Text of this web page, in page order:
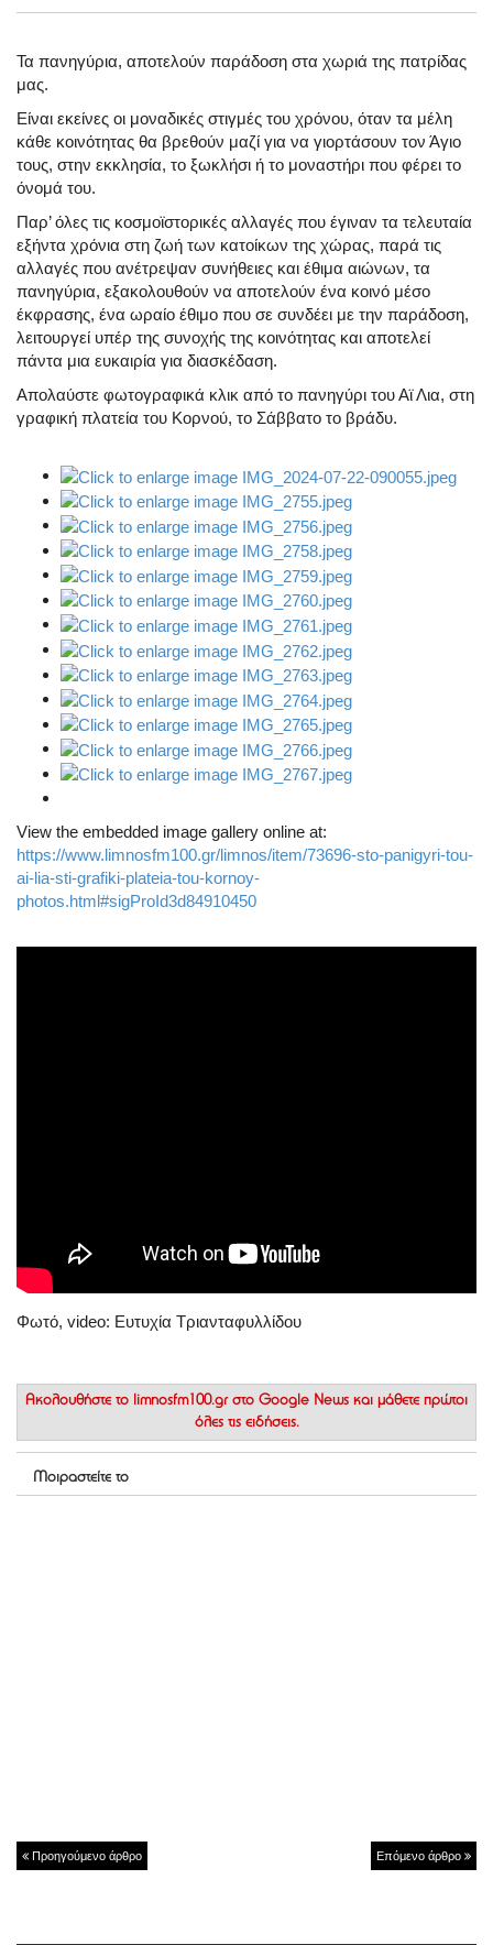
Τα πανηγύρια, αποτελούν παράδοση στα χωριά της πατρίδας
μας.
Είναι εκείνες οι μοναδικές στιγμές του χρόνου, όταν τα μέλη
κάθε κοινότητας θα βρεθούν μαζί για να γιορτάσουν τον Άγιο
τους, στην εκκλησία, το ξωκλήσι ή το μοναστήρι που φέρει το
όνομά του.
Παρ’ όλες τις κοσμοϊστορικές αλλαγές που έγιναν τα τελευταία
εξήντα χρόνια στη ζωή των κατοίκων της χώρας, παρά τις
αλλαγές που ανέτρεψαν συνήθειες και έθιμα αιώνων, τα
πανηγύρια, εξακολουθούν να αποτελούν ένα κοινό μέσο
έκφρασης, ένα ωραίο έθιμο που σε συνδέει με την παράδοση,
λειτουργεί υπέρ της συνοχής της κοινότητας και αποτελεί
πάντα μια ευκαιρία για διασκέδαση.
Απολαύστε φωτογραφικά κλικ από το πανηγύρι του Αϊ Λια, στη
γραφική πλατεία του Κορνού, το Σάββατο το βράδυ.
View the embedded image gallery online at:
https://www.limnosfm100.gr/limnos/item/73696-sto-panigyri-tou-
ai-lia-sti-grafiki-plateia-tou-kornoy-
photos.html#sigProId3d84910450
Φωτό, video: Ευτυχία Τριανταφυλλίδου
Ακολουθήστε το limnosfm100.gr στο Google News και μάθετε πρώτοι
όλες τις ειδήσεις.
Μοιραστείτε το
Προηγούμενο άρθρο Επόμενο άρθρο